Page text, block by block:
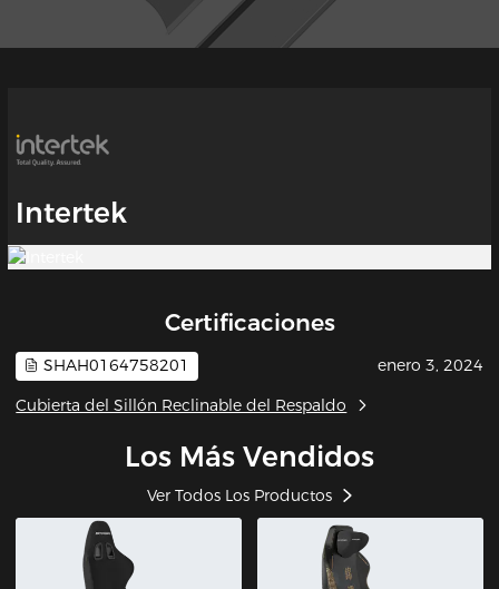
Intertek
Certificaciones
SHAH0164758201
Cubierta del Sillón Reclinable del Respaldo
enero 3, 2024
Los Más Vendidos
Ver Todos Los Productos